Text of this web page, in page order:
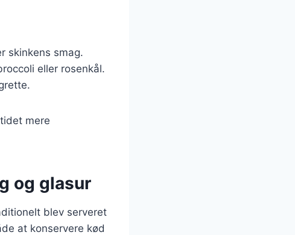
skinkens smag.
eller rosenkål.
mere
og glasur
blev serveret
at konservere kød